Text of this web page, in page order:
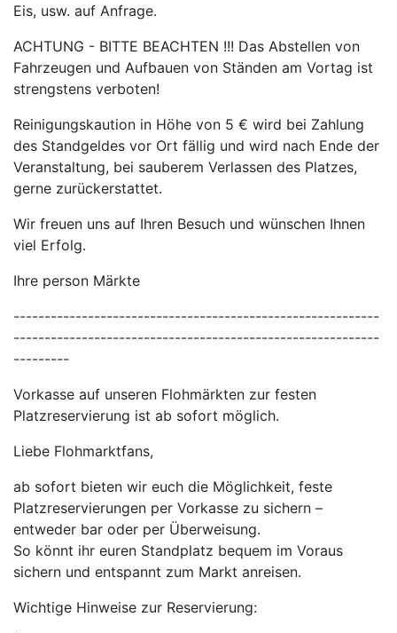
Eis, usw. auf Anfrage.
ACHTUNG - BITTE BEACHTEN !!! Das Abstellen von
Fahrzeugen und Aufbauen von Ständen am Vortag ist
strengstens verboten!
Reinigungskaution in Höhe von 5 € wird bei Zahlung
des Standgeldes vor Ort fällig und wird nach Ende der
Veranstaltung, bei sauberem Verlassen des Platzes,
gerne zurückerstattet.
Wir freuen uns auf Ihren Besuch und wünschen Ihnen
viel Erfolg.
Ihre person Märkte
-----------------------------------------------------------
-----------------------------------------------------------
---------
Vorkasse auf unseren Flohmärkten zur festen
Platzreservierung ist ab sofort möglich.
Liebe Flohmarktfans,
ab sofort bieten wir euch die Möglichkeit, feste
Platzreservierungen per Vorkasse zu sichern –
entweder bar oder per Überweisung.
So könnt ihr euren Standplatz bequem im Voraus
sichern und entspannt zum Markt anreisen.
Wichtige Hinweise zur Reservierung: